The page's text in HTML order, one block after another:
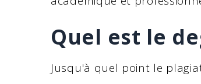
Quel est le
Jusqu'à quel point le